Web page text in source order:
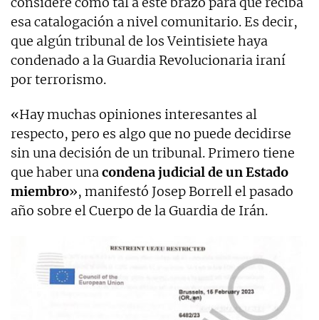
esa catalogación a nivel comunitario. Es decir,
que algún tribunal de los Veintisiete haya
condenado a la Guardia Revolucionaria iraní
por terrorismo.
«Hay muchas opiniones interesantes al
respecto, pero es algo que no puede decidirse
sin una decisión de un tribunal. Primero tiene
que haber unacondena judicial de un Estado
miembro», manifestó Josep Borrell el pasado
año sobre el Cuerpo de la Guardia de Irán.